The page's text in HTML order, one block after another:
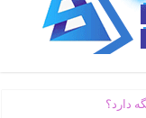
دارد؟